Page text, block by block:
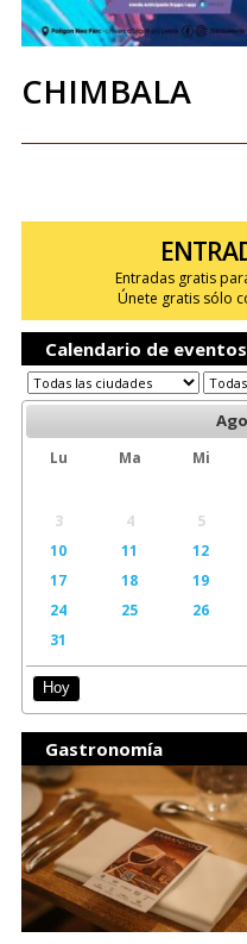
CHIMBALA
Entradas gratis
Únete gratis sólo
Calendario de
Lu Ma Mi
3
4 5
10
11 12
17
18 19
24
25 26
31
Hoy
Gastronomía